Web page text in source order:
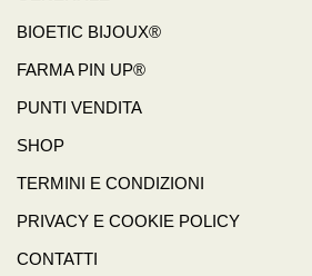
BIOETIC BIJOUX®
FARMA PIN UP®
PUNTI VENDITA
SHOP
TERMINI E CONDIZIONI
PRIVACY E COOKIE POLICY
CONTATTI